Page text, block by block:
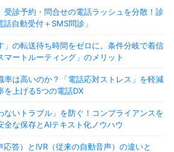
受診予約・問合せの電話ラッシュを分散！診
自動受付＋SMS問診」
」の転送待ち時間をゼロに。条件分岐で着信
ートルーティング」のメリット
率は高いのか？「電話応対ストレス」を軽減
を上げる5つの電話DX
ないトラブル」を防ぐ！コンプライアンスを
な保存とAIテキスト化ノウハウ
答）とIVR（従来の自動音声）の違いと